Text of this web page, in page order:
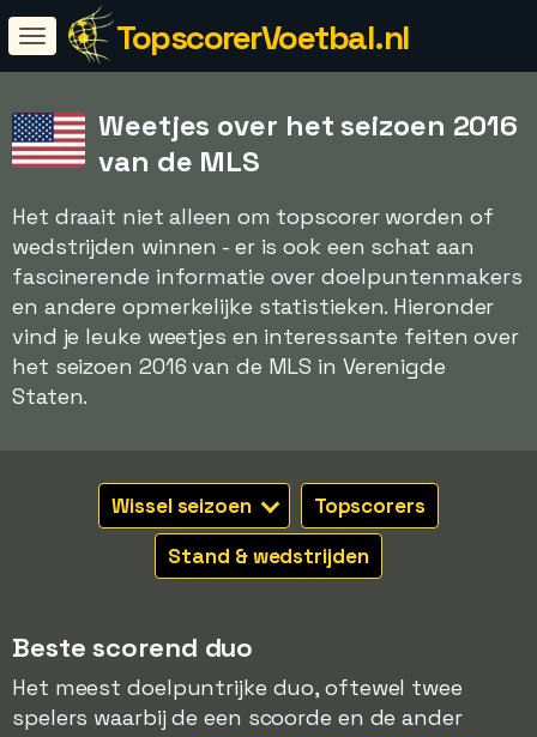
TopscorerVoetbal.nl
Weetjes over het seizoen 2016
van de MLS
Het draait niet alleen om topscorer worden of
wedstrijden winnen - er is ook een schat aan
fascinerende informatie over doelpuntenmakers
en andere opmerkelijke statistieken. Hieronder
vind je leuke weetjes en interessante feiten over
het seizoen 2016 van de MLS in Verenigde
Staten.
Wissel seizoen
Topscorers
Stand & wedstrijden
Beste scorend duo
Het meest doelpuntrijke duo, oftewel twee
spelers waarbij de een scoorde en de ander